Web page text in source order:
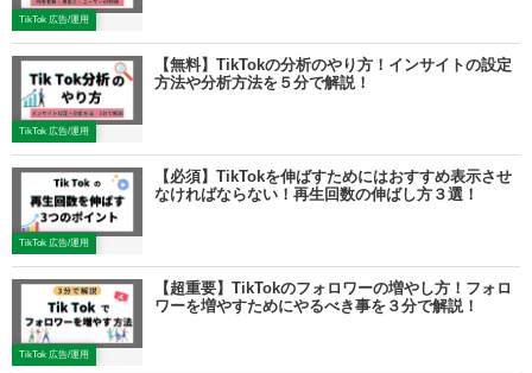
TikTok 広告/運用
TikTok 広告/運用
【無料】TikTokの分析のやり方！インサイトの設定
方法や分析方法を５分で解説！
TikTok 広告/運用
【必須】TikTokを伸ばすためにはおすすめ表示させ
なければならない！再生回数の伸ばし方３選！
TikTok 広告/運用
【超重要】TikTokのフォロワーの増やし方！フォロ
ワーを増やすためにやるべき事を３分で解説！